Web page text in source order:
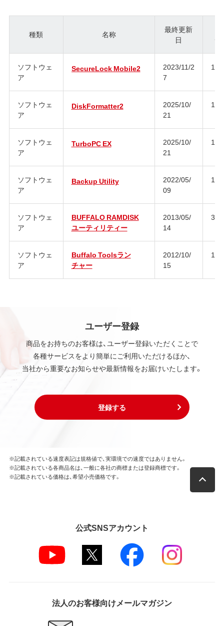
種類 名称
最終更新
日
ジ
ソフトウェ
ア
SecureLock Mobile2
2023/11/2
7
1.11
ソフトウェ
ア
DiskFormatter2
2025/10/
21
ソフトウェ
ア
TurboPC EX
2025/10/
21
ソフトウェ
ア
Backup Utility
2022/05/
09
ソフトウェ
ア
BUFFALO RAMDISK
ユーティリティー
2013/05/
14
ソフトウェ
ア
Buffalo Toolsラン
チャー
2012/10/
15
ユーザー登録
商品をお持ちのお客様は、ユーザー登録いただくことで
各種サービスをより簡単にご利用いただけるほか、
当社から重要なお知らせや最新情報をお届けいたします。
登録する
※記載されている速度表記は規格値で、実環境での速度ではありません。
※記載されている各商品名は、一般に各社の商標または登録商標です。
※記載されている価格は、希望小売価格です。
公式SNSアカウント
法人のお客様向けメールマガジン